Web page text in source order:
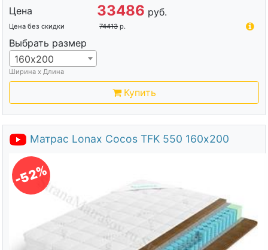
Цена 33486 руб.
Цена без скидки 74413 р.
Выбрать размер
160х200
Ширина х Длина
Купить
Матрас Lonax Cocos TFK 550 160х200
-52%